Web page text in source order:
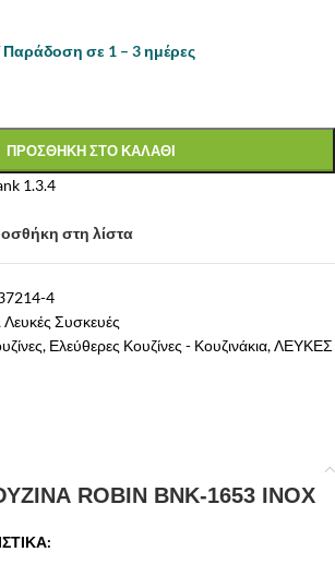
Παράδοση σε 1 – 3 ημέρες
ΠΡΟΣΘΗΚΗ ΣΤΟ ΚΑΛΑΘΙ
στη λίστα
4
Λευκές Συσκευές
, Ελεύθερες Κουζίνες - Κουζινάκια,ΛΕΥΚΕΣ
ROBIN BNK-1653 INOX